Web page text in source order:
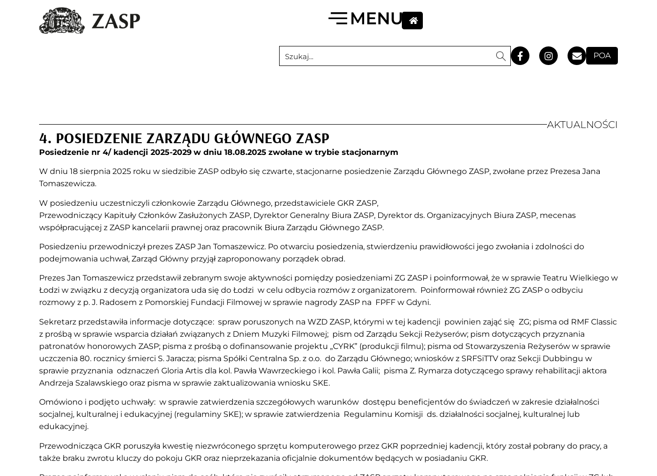
POA
AKTUALNOŚCI
4. POSIEDZENIE ZARZĄDU GŁÓWNEGO ZASP
Posiedzenie nr 4/ kadencji 2025-2029 w dniu 18.08.2025 zwołane w trybie stacjonarnym
W dniu 18 sierpnia 2025 roku w siedzibie ZASP odbyło się czwarte, stacjonarne posiedzenie Zarządu Głównego ZASP, zwołane przez Prezesa Jana
Tomaszewicza.
W posiedzeniu uczestniczyli członkowie Zarządu Głównego, przedstawiciele GKR ZASP,
Przewodniczący Kapituły Członków Zasłużonych ZASP, Dyrektor Generalny Biura ZASP, Dyrektor ds. Organizacyjnych Biura ZASP, mecenas
współpracującej z ZASP kancelarii prawnej oraz pracownik Biura Zarządu Głównego ZASP.
Posiedzeniu przewodniczył prezes ZASP Jan Tomaszewicz. Po otwarciu posiedzenia, stwierdzeniu prawidłowości jego zwołania i zdolności do
podejmowania uchwał, Zarząd Główny przyjął zaproponowany porządek obrad.
Prezes Jan Tomaszewicz przedstawił zebranym swoje aktywności pomiędzy posiedzeniami ZG ZASP i poinformował, że w sprawie Teatru Wielkiego w
Łodzi w związku z decyzją organizatora uda się do Łodzi w celu odbycia rozmów z organizatorem. Poinformował również ZG ZASP o odbyciu
rozmowy z p. J. Radosem z Pomorskiej Fundacji Filmowej w sprawie nagrody ZASP na FPFF w Gdyni.
Sekretarz przedstawiła informacje dotyczące: spraw poruszonych na WZD ZASP, którymi w tej kadencji powinien zająć się ZG; pisma od RMF Classic
z prośbą w sprawie wsparcia działań związanych z Dniem Muzyki Filmowej; pism od Zarządu Sekcji Reżyserów; pism dotyczących przyznania
patronatów honorowych ZASP; pisma z prośbą o dofinansowanie projektu „CYRK” (produkcji filmu); pisma od Stowarzyszenia Reżyserów w sprawie
uczczenia 80. rocznicy śmierci S. Jaracza; pisma Spółki Centralna Sp. z o.o. do Zarządu Głównego; wniosków z SRFSiTTV oraz Sekcji Dubbingu w
sprawie przyznania odznaczeń Gloria Artis dla kol. Pawła Wawrzeckiego i kol. Pawła Galii; pisma Z. Rymarza dotyczącego sprawy rehabilitacji aktora
Andrzeja Szalawskiego oraz pisma w sprawie zaktualizowania wniosku SKE.
Omówiono i podjęto uchwały: w sprawie zatwierdzenia szczegółowych warunków dostępu beneficjentów do świadczeń w zakresie działalności
socjalnej, kulturalnej i edukacyjnej (regulaminy SKE); w sprawie zatwierdzenia Regulaminu Komisji ds. działalności socjalnej, kulturalnej lub
edukacyjnej.
Przewodnicząca GKR poruszyła kwestię niezwróconego sprzętu komputerowego przez GKR poprzedniej kadencji, który został pobrany do pracy, a
także braku zwrotu kluczy do pokoju GKR oraz nieprzekazania oficjalnie dokumentów będących w posiadaniu GKR.